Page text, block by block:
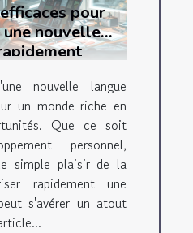
pour
nouvelle
nouvelle langue
un monde riche en
Que ce soit
personnel,
simple plaisir de la
rapidement une
s'avérer un atout